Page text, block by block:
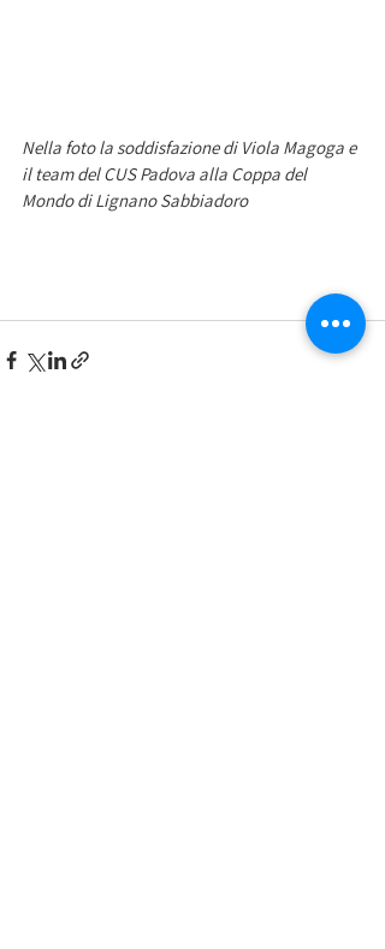
Nella foto la soddisfazione di Viola Magoga e
il team del CUS Padova alla Coppa del
Mondo di Lignano Sabbiadoro